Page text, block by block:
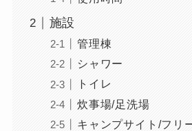
施設
管理棟
シャワー
トイレ
炊事場/足洗場
キャンプサイト/フリ